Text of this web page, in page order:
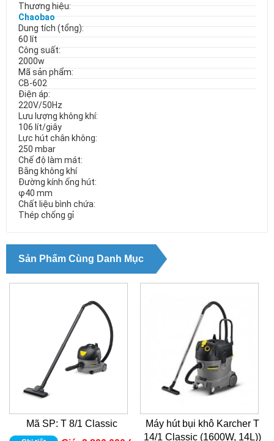
Thương hiệu:
Chaobao
Dung tích (tổng):
60 lít
Công suất:
2000w
Mã sản phẩm:
CB-602
Điện áp:
220V/50Hz
Lưu lượng không khí:
106 lít/giây
Lực hút chân không:
250 mbar
Chế độ làm mát:
Bằng không khí
Đường kính ống hút:
φ40 mm
Chất liệu bình chứa:
Thép chống gỉ
Sản Phẩm Cùng Danh Mục
Mã SP: T 8/1 Classic
Máy hút bụi khô Karcher T
14/1 Classic (1600W, 14L))